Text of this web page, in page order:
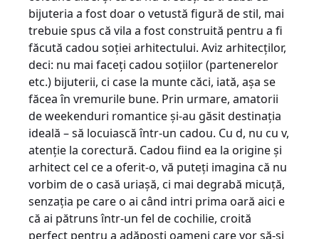
bijuteria a fost doar o vetustă figură de stil, mai
trebuie spus că vila a fost construită pentru a fi
făcută cadou soţiei arhitectului. Aviz arhitecţilor,
deci: nu mai faceţi cadou soţiilor (partenerelor
etc.) bijuterii, ci case la munte căci, iată, aşa se
făcea în vremurile bune. Prin urmare, amatorii
de weekenduri romantice şi-au găsit destinaţia
ideală – să locuiască într-un cadou. Cu d, nu cu v,
atenţie la corectură. Cadou fiind ea la origine şi
arhitect cel ce a oferit-o, vă puteţi imagina că nu
vorbim de o casă uriaşă, ci mai degrabă micuţă,
senzaţia pe care o ai când intri prima oară aici e
că ai pătruns într-un fel de cochilie, croită
perfect pentru a adăposti oameni care vor să-şi